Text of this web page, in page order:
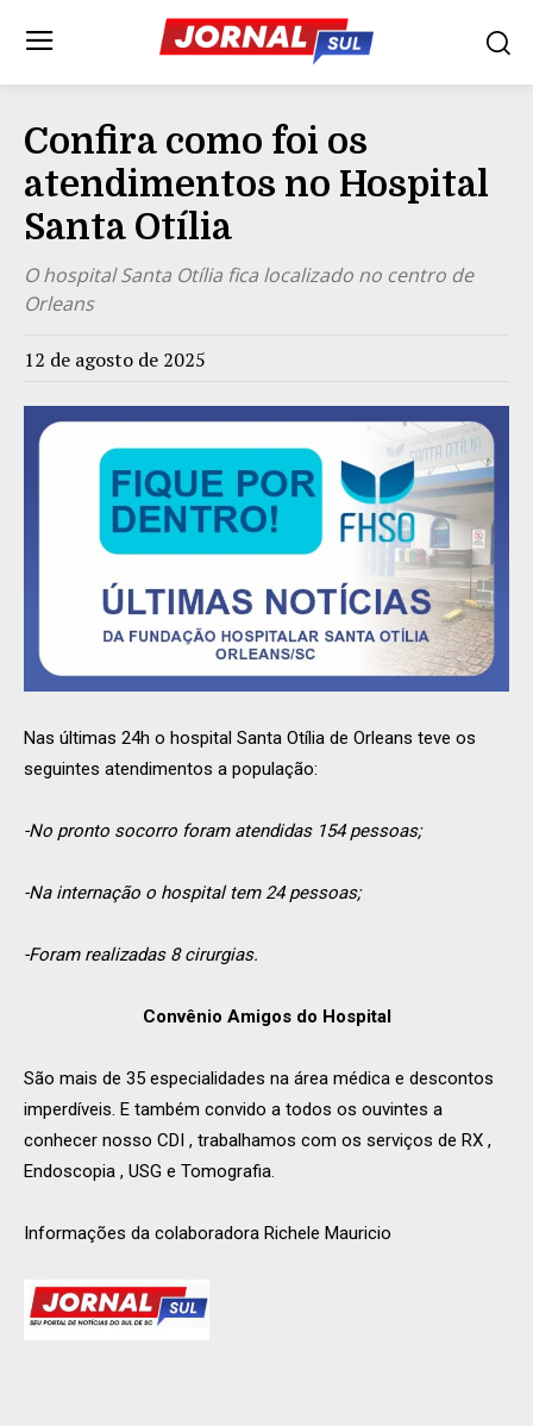
Confira como foi os
atendimentos no Hospital
Santa Otília
O hospital Santa Otília fica localizado no centro de
Orleans
12 de agosto de 2025
Nas últimas 24h o hospital Santa Otília de Orleans teve os
seguintes atendimentos a população:
-No pronto socorro foram atendidas 154 pessoas;
-Na internação o hospital tem 24 pessoas;
-Foram realizadas 8 cirurgias.
Convênio Amigos do Hospital
São mais de 35 especialidades na área médica e descontos
imperdíveis. E também convido a todos os ouvintes a
conhecer nosso CDI , trabalhamos com os serviços de RX ,
Endoscopia , USG e Tomografia.
Informações da colaboradora Richele Mauricio